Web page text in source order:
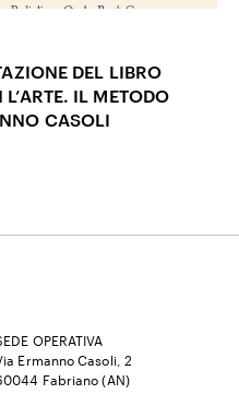
DEL LIBRO
IL METODO
CASOLI
OPERATIVA
Ermanno Casoli, 2
Fabriano (AN)